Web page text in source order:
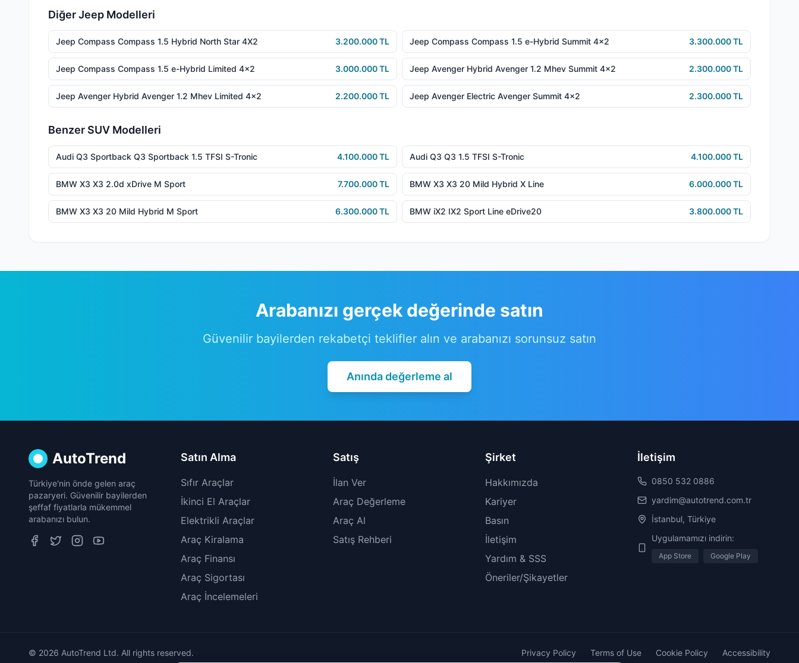
Diğer Jeep Modelleri
Jeep Compass Compass 1.5 Hybrid North Star 4X2 3.200.000 TL Jeep Compass Compass 1.5 e-Hybrid Summit 4x2 3.300.000 TL
Jeep Compass Compass 1.5 e-Hybrid Limited 4x2 3.000.000 TL Jeep Avenger Hybrid Avenger 1.2 Mhev Summit 4x2 2.300.000 TL
Jeep Avenger Hybrid Avenger 1.2 Mhev Limited 4x2 2.200.000 TL Jeep Avenger Electric Avenger Summit 4x2 2.300.000 TL
Benzer SUV Modelleri
Audi Q3 Sportback Q3 Sportback 1.5 TFSI S-Tronic 4.100.000 TL Audi Q3 Q3 1.5 TFSI S-Tronic 4.100.000 TL
BMW X3 X3 2.0d xDrive M Sport 7.700.000 TL BMW X3 X3 20 Mild Hybrid X Line 6.000.000 TL
BMW X3 X3 20 Mild Hybrid M Sport 6.300.000 TL BMW iX2 IX2 Sport Line eDrive20 3.800.000 TL
Arabanızı gerçek değerinde satın
Güvenilir bayilerden rekabetçi teklifler alın ve arabanızı sorunsuz satın
Anında değerleme al
AutoTrend
Türkiye'nin önde gelen araç
pazaryeri. Güvenilir bayilerden
şeffaf fiyatlarla mükemmel
arabanızı bulun.
Satın Alma
Sıfır Araçlar
İkinci El Araçlar
Elektrikli Araçlar
Araç Kiralama
Araç Finansı
Araç Sigortası
Araç İncelemeleri
Satış
İlan Ver
Araç Değerleme
Araç Al
Satış Rehberi
Şirket
Hakkımızda
Kariyer
Basın
İletişim
Yardım & SSS
Öneriler/Şikayetler
İletişim
0850 532 0886
yardim@autotrend.com.tr
İstanbul, Türkiye
Uygulamamızı indirin:
App Store Google Play
© 2026 AutoTrend Ltd. All rights reserved. Privacy Policy Terms of Use Cookie Policy Accessibility